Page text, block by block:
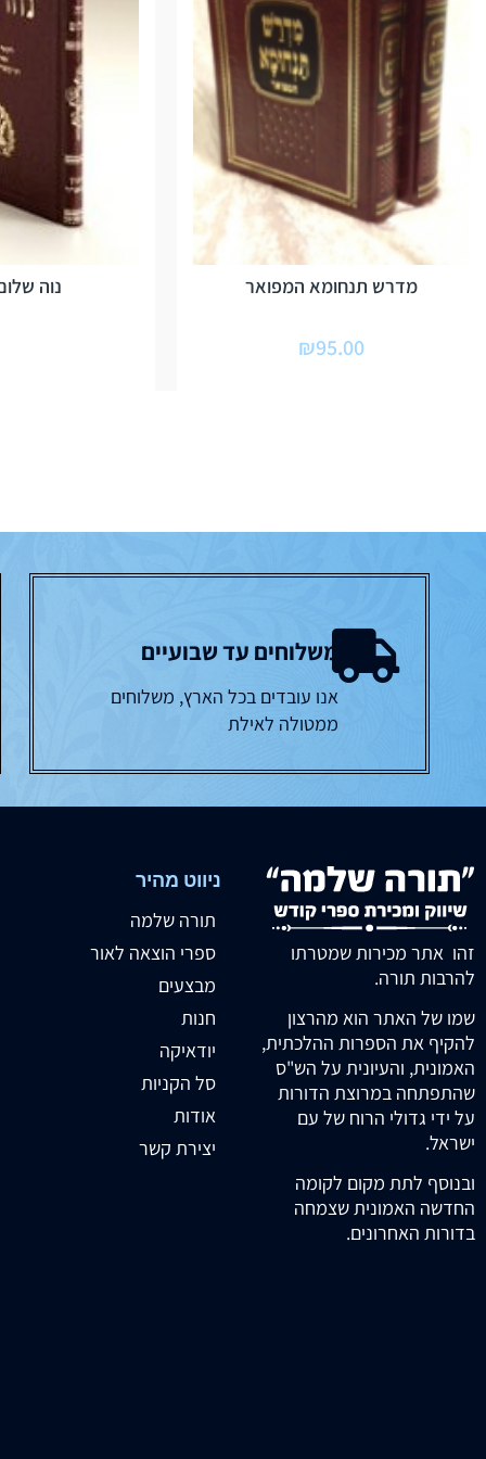
מדרש תנחומא המפואר
₪95.00
נוה
משלוחים עד שבועיים
אנו עובדים בכל הארץ, משלוחים
ממטולה לאילת
זהו אתר מכירות שמטרתו
להרבות תורה.
שמו של האתר הוא מהרצון
להקיף את הספרות ההלכתית,
האמונית, והעיונית על הש"ס
שהתפתחה במרוצת הדורות
על ידי גדולי הרוח של עם
ישראל.
ובנוסף לתת מקום לקומה
החדשה האמונית שצמחה
בדורות האחרונים.
ניווט מהיר
תורה שלמה
ספרי הוצאה לאור
מבצעים
חנות
יודאיקה
סל הקניות
אודות
יצירת קשר